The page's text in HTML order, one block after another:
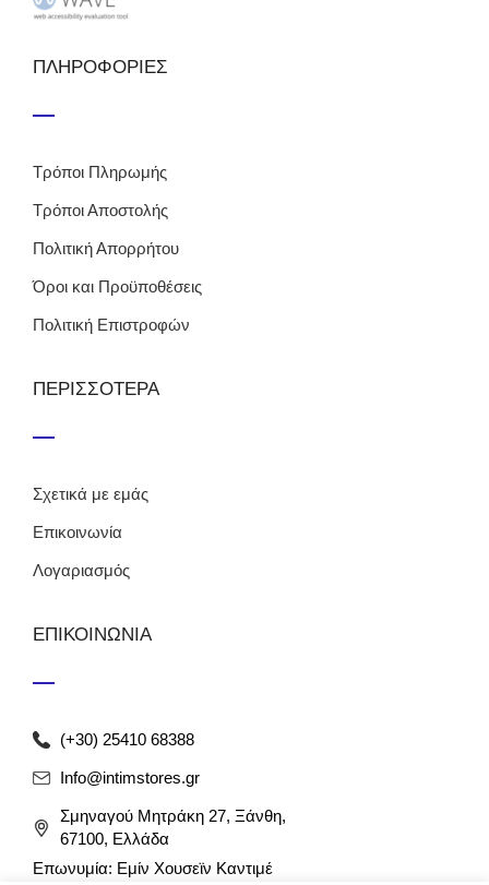
ΠΛΗΡΟΦΟΡΙΕΣ
Τρόποι Πληρωμής
Τρόποι Αποστολής
Πολιτική Απορρήτου
Όροι και Προϋποθέσεις
Πολιτική Επιστροφών
ΠΕΡΙΣΣΟΤΕΡΑ
Σχετικά με εμάς
Επικοινωνία
Λογαριασμός
ΕΠΙΚΟΙΝΩΝΙΑ
(+30) 25410 68388
Info@intimstores.gr
Σμηναγού Μητράκη 27, Ξάνθη,
67100, Ελλάδα
Επωνυμία: Εμίν Χουσεϊν Καντιμέ